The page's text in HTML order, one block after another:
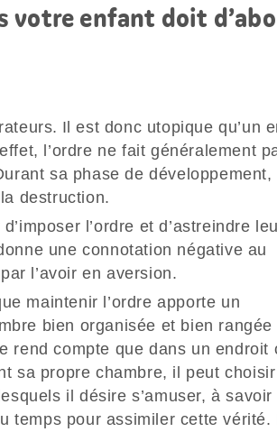
votre enfant doit
Il est donc utopique qu’un
l’ordre ne fait généralement
sa phase de développement,
destruction.
l’ordre et d’astreindre
une connotation négative au
l’avoir en aversion.
maintenir l’ordre apporte un
bien organisée et bien rangée
rend compte que dans un endroit
sa propre chambre, il peut
il désire s’amuser, à savoir
temps pour assimiler cette vérité.